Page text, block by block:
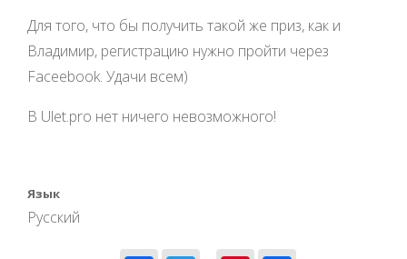
Для того, что бы получить такой же приз, как и
Владимир, регистрацию нужно пройти через
Faceebook. Удачи всем)
В Ulet.pro нет ничего невозможного!
Язык
Русский